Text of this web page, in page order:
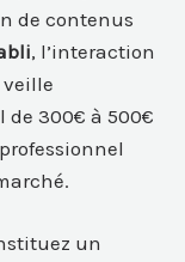
de contenus
, l’interaction
300€ à 500€
un